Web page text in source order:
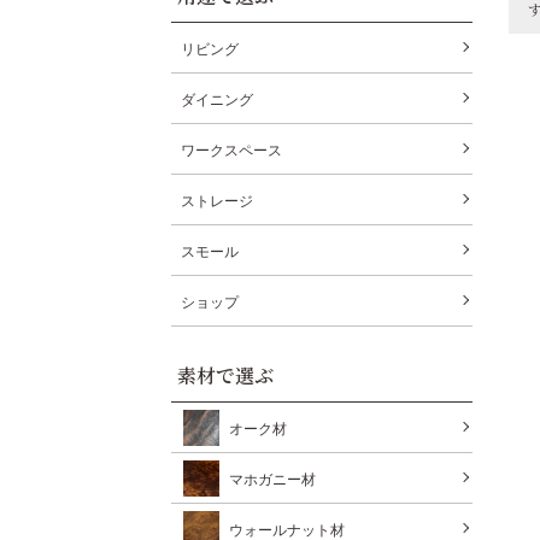
リビング
ダイニング
ワークスペース
ストレージ
スモール
ショップ
素材で選ぶ
オーク材
マホガニー材
ウォールナット材